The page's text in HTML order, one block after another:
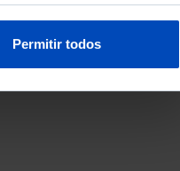
Permitir todos